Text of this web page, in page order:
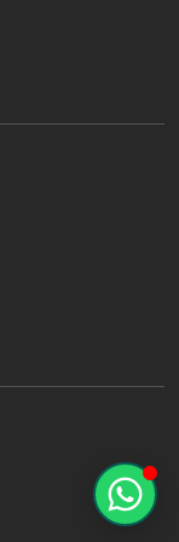
didática e